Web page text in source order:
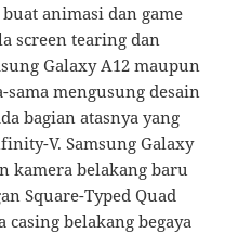
animasi dan game
screen tearing dan
Galaxy A12 maupun
sama mengusung desain
bagian atasnya yang
V. Samsung Galaxy
kamera belakang baru
Square-Typed Quad
casing belakang begaya